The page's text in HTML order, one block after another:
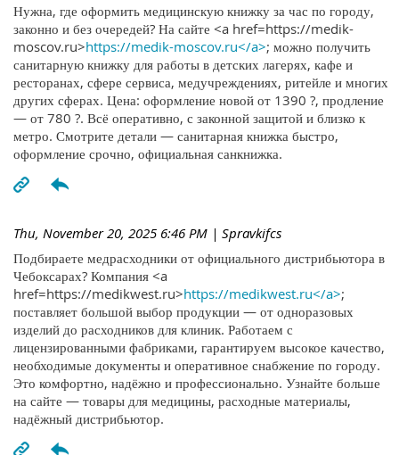
Нужна, где оформить медицинскую книжку за час по городу,
законно и без очередей? На сайте <a href=https://medik-
moscov.ru>https://medik-moscov.ru</a>; можно получить
санитарную книжку для работы в детских лагерях, кафе и
ресторанах, сфере сервиса, медучреждениях, ритейле и многих
других сферах. Цена: оформление новой от 1390 ?, продление
— от 780 ?. Всё оперативно, с законной защитой и близко к
метро. Смотрите детали — санитарная книжка быстро,
оформление срочно, официальная санкнижка.
Thu, November 20, 2025 6:46 PM | Spravkifcs
Подбираете медрасходники от официального дистрибьютора в
Чебоксарах? Компания <a
href=https://medikwest.ru>https://medikwest.ru</a>;
поставляет большой выбор продукции — от одноразовых
изделий до расходников для клиник. Работаем с
лицензированными фабриками, гарантируем высокое качество,
необходимые документы и оперативное снабжение по городу.
Это комфортно, надёжно и профессионально. Узнайте больше
на сайте — товары для медицины, расходные материалы,
надёжный дистрибьютор.